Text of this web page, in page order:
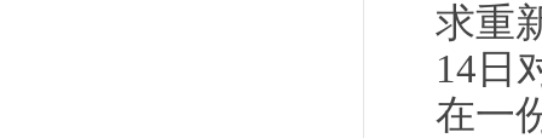
求重
14日
在一